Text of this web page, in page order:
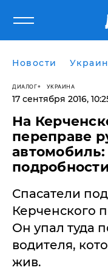
Новости
ДИАЛОГ УКРАИНА
17 сентября 2016,
На
переправе
Спасатели
Керченского
Он упал туда
водителя,
жив.